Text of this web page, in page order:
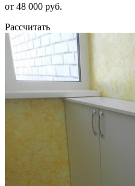
от 48 000 руб.
Рассчитать